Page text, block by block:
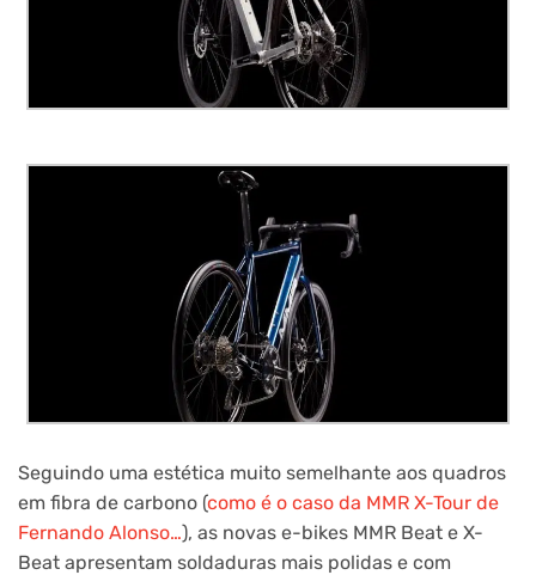
Seguindo uma estética muito semelhante aos quadros
em fibra de carbono (como é o caso da MMR X-Tour de
Fernando Alonso…), as novas e-bikes MMR Beat e X-
Beat apresentam soldaduras mais polidas e com